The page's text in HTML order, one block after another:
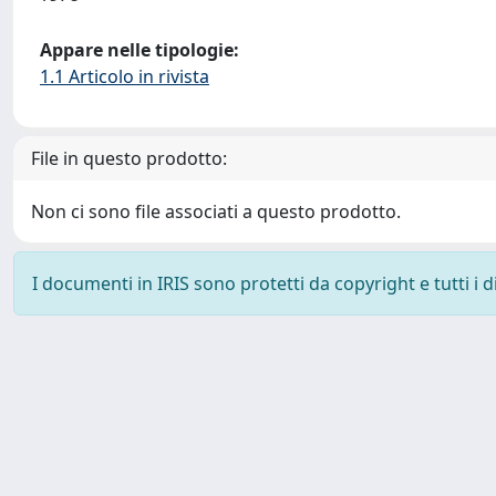
Appare nelle tipologie:
1.1 Articolo in rivista
File in questo prodotto:
Non ci sono file associati a questo prodotto.
I documenti in IRIS sono protetti da copyright e tutti i